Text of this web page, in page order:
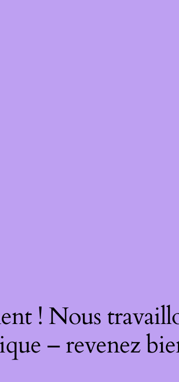
! Nous
– revenez